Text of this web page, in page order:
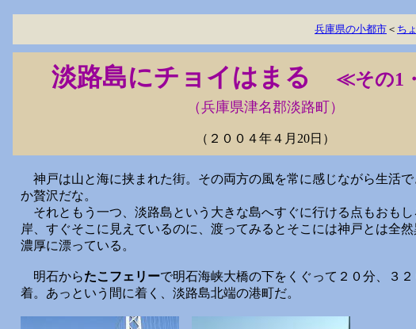
兵庫県の小都市 ＜ ち
淡路島にチョイはまる ≪その1
（兵庫県津名郡淡路町）
（２００４年４月20日）
神戸は山と海に挟まれた街。その両方の風を常に感じながら生活
か贅沢だな。
それともう一つ、淡路島という大きな島へすぐに行ける点もおも
岸、すぐそこに見えているのに、渡ってみるとそこには神戸とは全
濃厚に漂っている。
明石からたこフェリーで明石海峡大橋の下をくぐって２０分、３２
着。あっという間に着く、淡路島北端の港町だ。